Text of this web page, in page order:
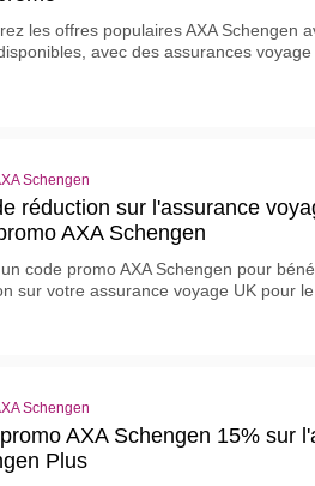
les offres populaires AXA Schengen
avec des assurances
Schengen
réduction sur l'assurance
AXA Schengen
code promo AXA Schengen pour
sur votre assurance voyage UK pour
Schengen
AXA Schengen 15% sur
Plus